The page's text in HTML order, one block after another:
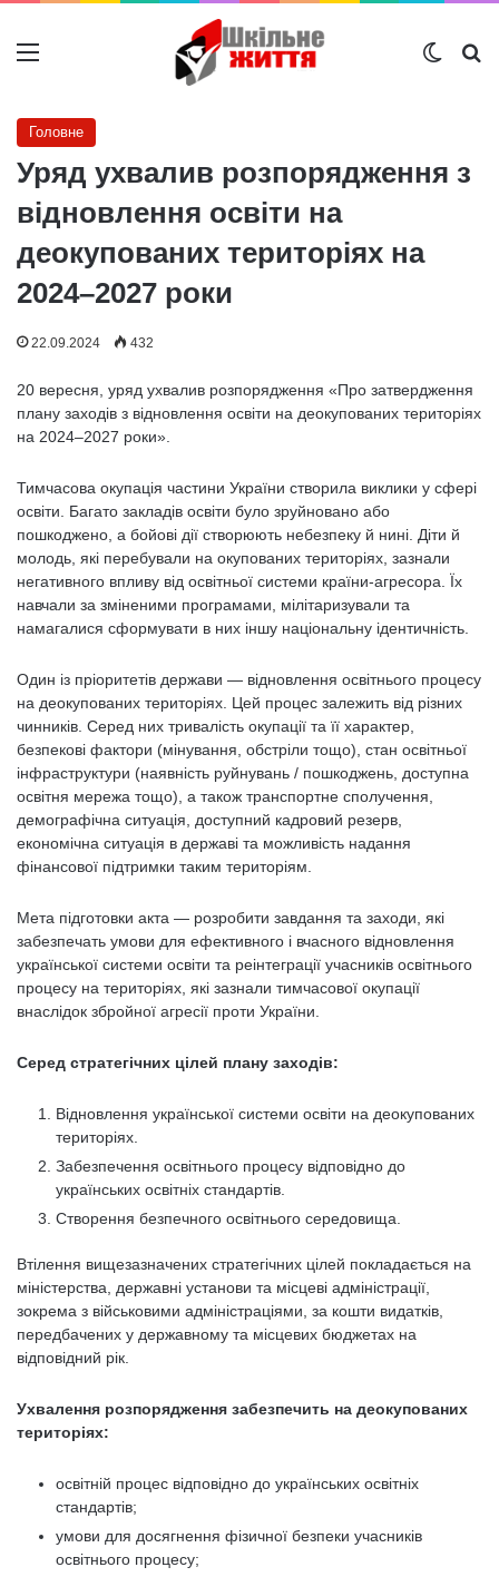
Меню
Головне
Уряд ухвалив розпорядження з
відновлення освіти на
деокупованих територіях на
2024–2027 роки
22.09.2024 432
20 вересня, уряд ухвалив розпорядження «Про затвердження
плану заходів з відновлення освіти на деокупованих територіях
на 2024–2027 роки».
Тимчасова окупація частини України створила виклики у сфері
освіти. Багато закладів освіти було зруйновано або
пошкоджено, а бойові дії створюють небезпеку й нині. Діти й
молодь, які перебували на окупованих територіях, зазнали
негативного впливу від освітньої системи країни-агресора. Їх
навчали за зміненими програмами, мілітаризували та
намагалися сформувати в них іншу національну ідентичність.
Один із пріоритетів держави — відновлення освітнього процесу
на деокупованих територіях. Цей процес залежить від різних
чинників. Серед них тривалість окупації та її характер,
безпекові фактори (мінування, обстріли тощо), стан освітньої
інфраструктури (наявність руйнувань / пошкоджень, доступна
освітня мережа тощо), а також транспортне сполучення,
демографічна ситуація, доступний кадровий резерв,
економічна ситуація в державі та можливість надання
фінансової підтримки таким територіям.
Мета підготовки акта — розробити завдання та заходи, які
забезпечать умови для ефективного і вчасного відновлення
української системи освіти та реінтеграції учасників освітнього
процесу на територіях, які зазнали тимчасової окупації
внаслідок збройної агресії проти України.
Серед стратегічних цілей плану заходів:
Відновлення української системи освіти на деокупованих
територіях.
Забезпечення освітнього процесу відповідно до
українських освітніх стандартів.
Створення безпечного освітнього середовища.
Втілення вищезазначених стратегічних цілей покладається на
міністерства, державні установи та місцеві адміністрації,
зокрема з військовими адміністраціями, за кошти видатків,
передбачених у державному та місцевих бюджетах на
відповідний рік.
Ухвалення розпорядження забезпечить на деокупованих
територіях:
освітній процес відповідно до українських освітніх
стандартів;
умови для досягнення фізичної безпеки учасників
освітнього процесу;